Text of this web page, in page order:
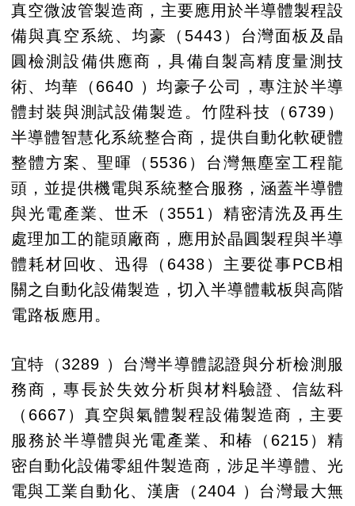
真空微波管製造商，主要應用於半導體製程設
備與真空系統、均豪（5443）台灣面板及晶
圓檢測設備供應商，具備自製高精度量測技
術、均華（6640 ）均豪子公司，專注於半導
體封裝與測試設備製造。竹陞科技（6739）
半導體智慧化系統整合商，提供自動化軟硬體
整體方案、聖暉（5536）台灣無塵室工程龍
頭，並提供機電與系統整合服務，涵蓋半導體
與光電產業、世禾（3551）精密清洗及再生
處理加工的龍頭廠商，應用於晶圓製程與半導
體耗材回收、迅得（6438）主要從事PCB相
關之自動化設備製造，切入半導體載板與高階
電路板應用。
宜特（3289 ）台灣半導體認證與分析檢測服
務商，專長於失效分析與材料驗證、信紘科
（6667）真空與氣體製程設備製造商，主要
服務於半導體與光電產業、和椿（6215）精
密自動化設備零組件製造商，涉足半導體、光
電與工業自動化、漢唐（2404 ）台灣最大無